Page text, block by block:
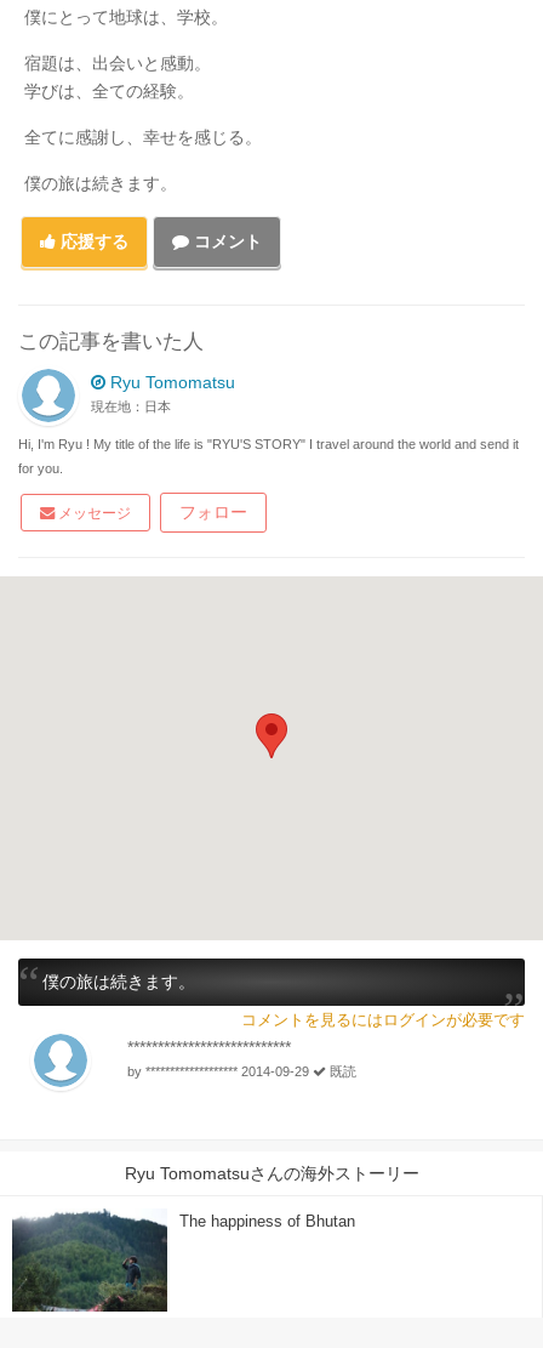
僕にとって地球は、学校。
宿題は、出会いと感動。
学びは、全ての経験。
全てに感謝し、幸せを感じる。
僕の旅は続きます。
応援する コメント
この記事を書いた人
Ryu Tomomatsu
現在地：日本
Hi, I'm Ryu ! My title of the life is "RYU'S STORY" I travel around the world and send it
for you.
メッセージ フォロー
僕の旅は続きます。
コメントを見るにはログインが必要です
***************************
by ******************* 2014-09-29 既読
Ryu Tomomatsuさんの海外ストーリー
The happiness of Bhutan